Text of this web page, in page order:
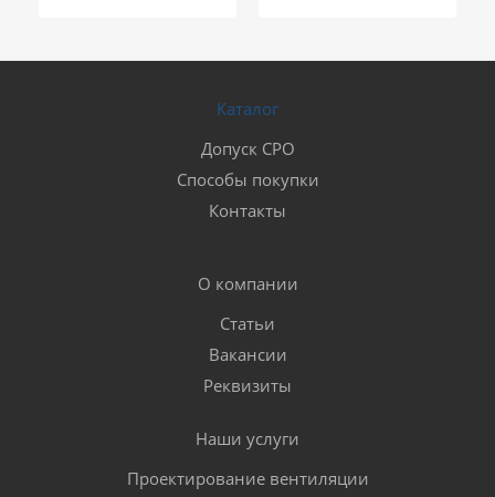
Каталог
Допуск СРО
Способы покупки
Контакты
О компании
Статьи
Вакансии
Реквизиты
Наши услуги
Проектирование вентиляции